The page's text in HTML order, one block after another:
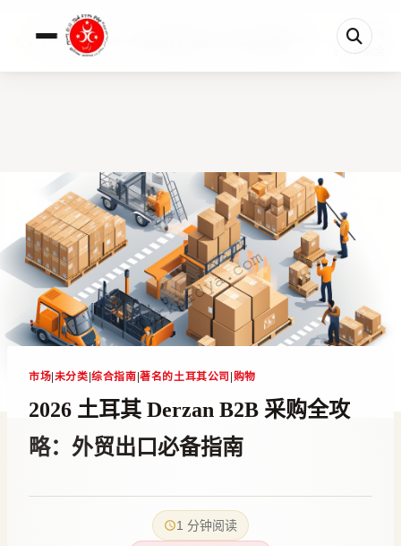
2026 土耳其 Derzan B2B 采购全攻略：外贸出口必备指南
0%
1 分钟剩余
市场|未分类|综合指南|著名的土耳其公司 | 购物
2026 土耳其 Derzan B2B 采购全攻
略：外贸出口必备指南
1 分钟阅读